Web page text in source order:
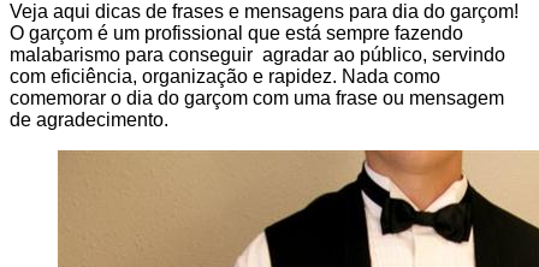
Veja aqui dicas de frases e mensagens para dia do garçom!
O garçom é um profissional que está sempre fazendo
malabarismo para conseguir agradar ao público, servindo
com eficiência, organização e rapidez. Nada como
comemorar o dia do garçom com uma frase ou mensagem
de agradecimento.